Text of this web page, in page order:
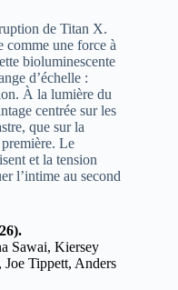
de Titan X.
comme une force à
bioluminescente
d’échelle :
À la lumière du
centrée sur les
que sur la
Le
et la tension
l’intime au second
Sawai, Kiersey
Joe Tippett, Anders